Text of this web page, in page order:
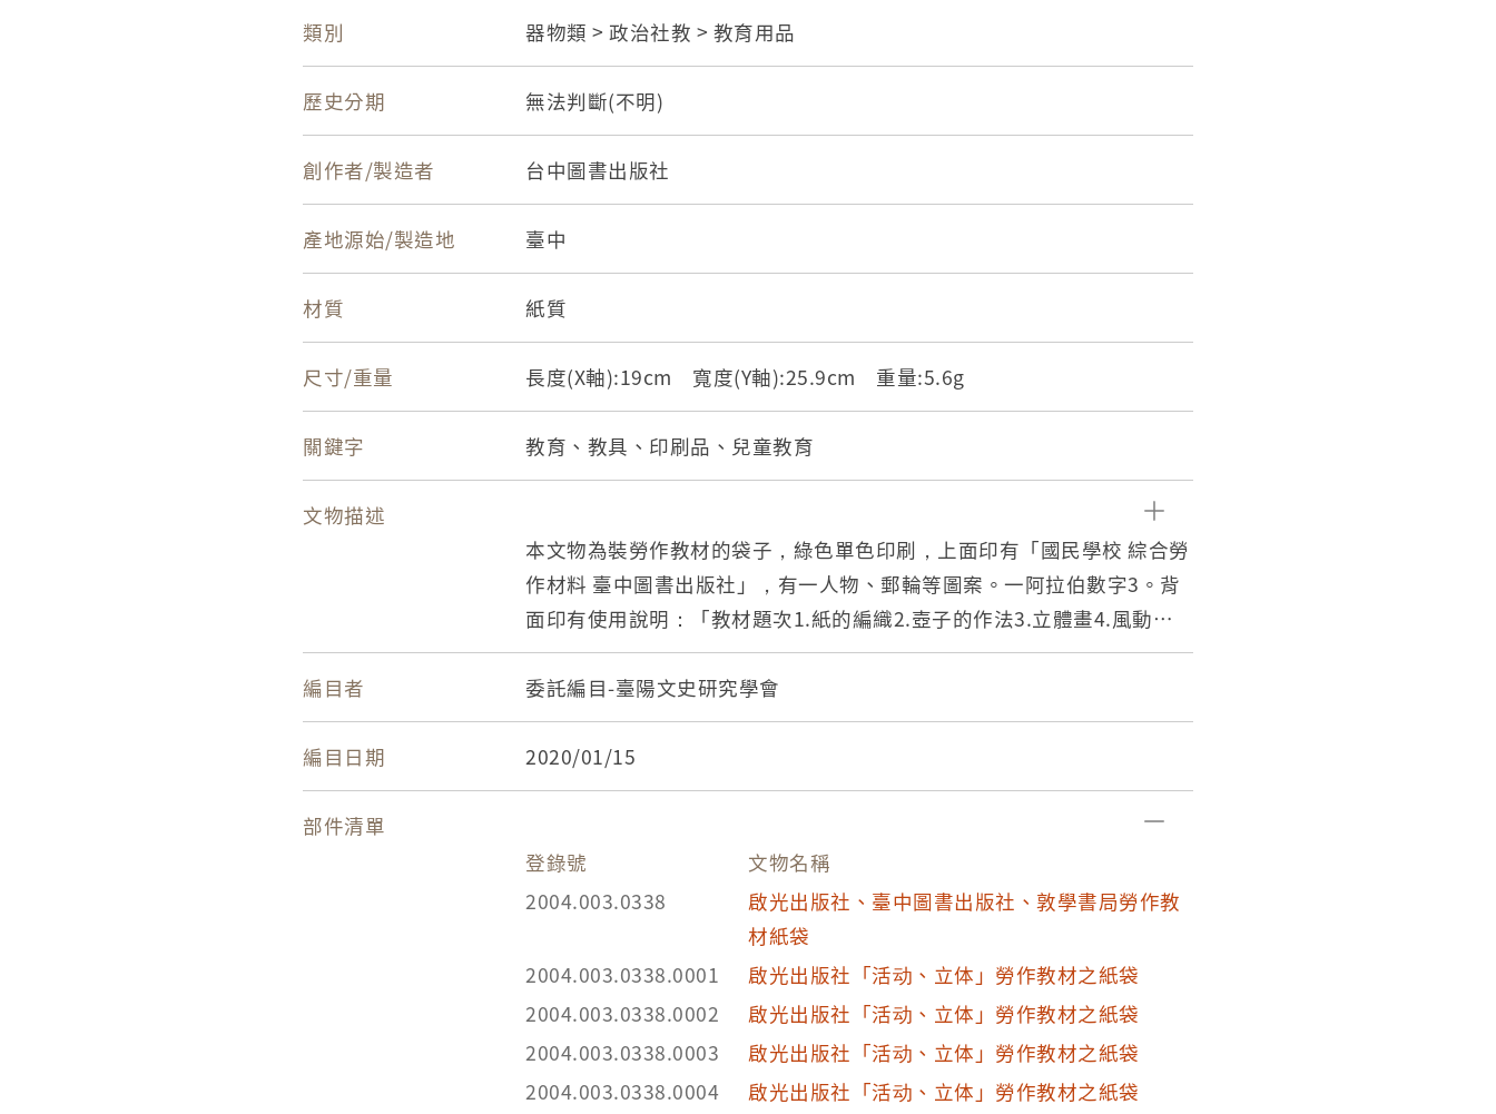
類別 器物類 > 政治社教 > 教育用品
歷史分期 無法判斷(不明)
創作者/製造者 台中圖書出版社
產地源始/製造地 臺中
材質 紙質
尺寸/重量 長度(X軸):19cm 寬度(Y軸):25.9cm 重量:5.6g
關鍵字 教育、教具、印刷品、兒童教育
文物描述
本文物為裝勞作教材的袋子，綠色單色印刷，上面印有「國民學校 綜合勞
作材料 臺中圖書出版社」，有一人物、郵輪等圖案。一阿拉伯數字3。背
面印有使用說明：「教材題次1.紙的編織2.壺子的作法3.立體畫4.風動汽
車5.烏龜慢慢走6.看星星7.竹蜻蜓8.活動儲蓄盒9.搖船10.轉動的玩具11.竹
槍12.書皮包法13.奇怪的畫冊14.吊車15.不倒翁16.混色風車17.動物
園」，「編輯要旨：一、本教材遵照教育部於民國五十一年七月修正公佈
之國民學校勞作及工作課程標準編輯而成。二、本教材共分十二冊，每冊
十七課，足供民國學校各年級使用。三、本教材取材廣泛，題材新穎，足
可引起兒童對勞作與工作之興趣。並能啟發科學思考，對表現思想，創造
意欲的誘發性至為廣大。「T字：革新、動員、戰鬥」，「國民學校綜合
勞作材料，編繪者：臺中圖書出版社。發行人：張立喜。發行所：臺中圖
書出版社。臺中市五權路41巷10號。承印者：華興美術印刷廠。臺中市建
國路六十三號。電話：七一三O號。」，「版權所有，翻印必究」，「定
編目者 委託編目-臺陽文史研究學會
編目日期 2020/01/15
部件清單
登錄號
文物名稱
2004.003.0338
啟光出版社、臺中圖書出版社、敦學書局勞作教
材紙袋
2004.003.0338.0001
啟光出版社「活动、立体」勞作教材之紙袋
2004.003.0338.0002
啟光出版社「活动、立体」勞作教材之紙袋
2004.003.0338.0003
啟光出版社「活动、立体」勞作教材之紙袋
2004.003.0338.0004
啟光出版社「活动、立体」勞作教材之紙袋